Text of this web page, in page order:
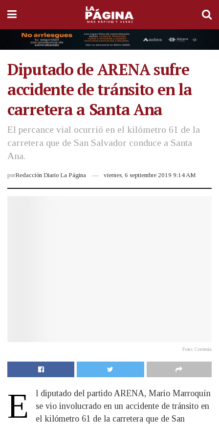
Diputado de ARENA sufre
accidente de tránsito en la
carretera a Santa Ana
El percance vial ocurrió en el kilómetro 61 de la
carretera que de San Salvador conduce a Santa
Ana.
porRedacción Diario La Página viernes, 6 septiembre 2019 9:14 AM
Foto: Cortesía
E
l diputado del partido ARENA, Mario Marroquín
se vio involucrado en un accidente de tránsito en
el kilómetro 61 de la carretera que de San